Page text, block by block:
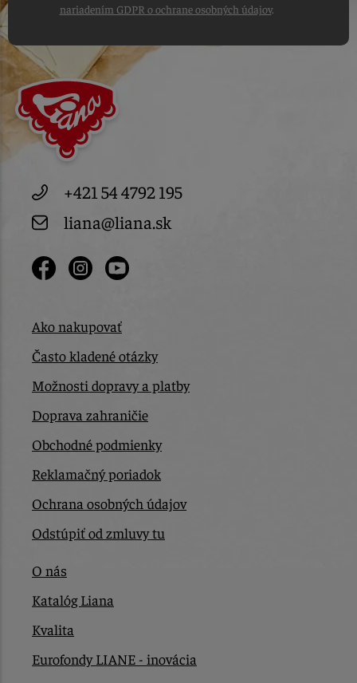
nariadením GDPR o ochrane osobných údajov.
+421 54 4792 195
liana@liana.sk
Ako nakupovať
Často kladené otázky
Možnosti dopravy a platby
Doprava zahraničie
Obchodné podmienky
Reklamačný poriadok
Ochrana osobných údajov
Odstúpiť od zmluvy tu
O nás
Katalóg Liana
Kvalita
Eurofondy LIANE - inovácia